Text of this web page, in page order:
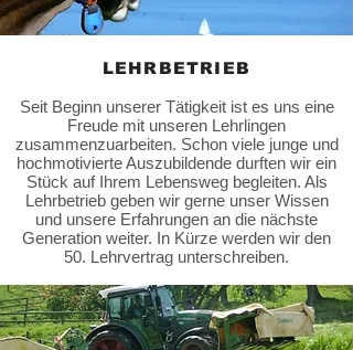
LEHRBETRIEB
Seit Beginn unserer Tätigkeit ist es uns eine
Freude mit unseren Lehrlingen
zusammenzuarbeiten. Schon viele junge und
hochmotivierte Auszubildende durften wir ein
Stück auf Ihrem Lebensweg begleiten. Als
Lehrbetrieb geben wir gerne unser Wissen
und unsere Erfahrungen an die nächste
Generation weiter. In Kürze werden wir den
50. Lehrvertrag unterschreiben.